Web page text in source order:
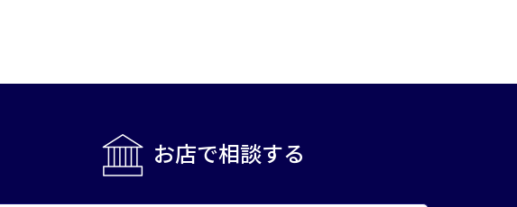
お店で相談する